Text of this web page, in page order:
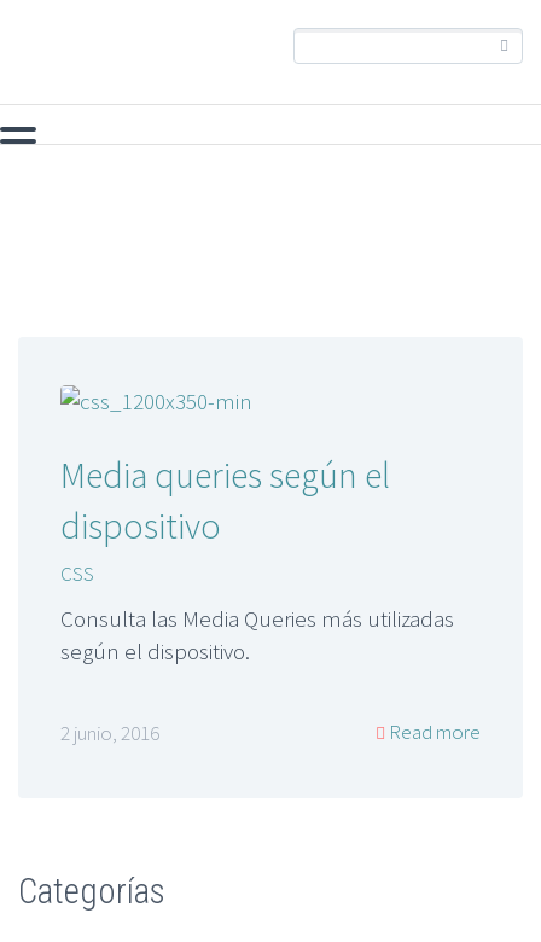
Media queries según el
dispositivo
CSS
Consulta las Media Queries más utilizadas
según el dispositivo.
2 junio, 2016 Read more
Categorías